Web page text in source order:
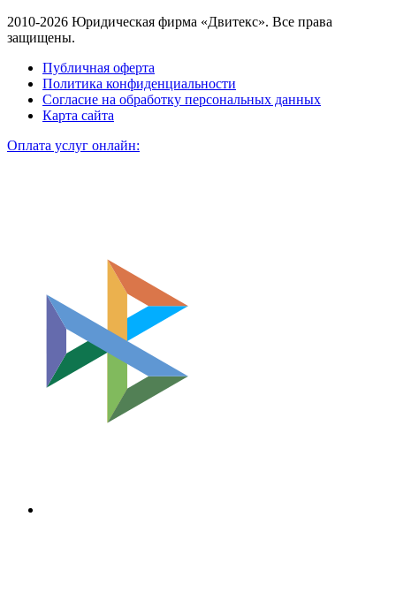
2010-2026 Юридическая фирма «Двитекс». Все права
защищены.
Публичная оферта
Политика конфиденциальности
Согласие на обработку персональных данных
Карта сайта
Оплата услуг онлайн: